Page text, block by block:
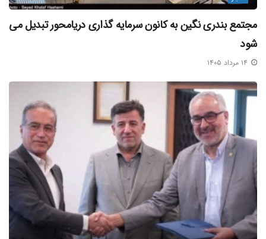
مجتمع بندری نگین به کانون سرمایه‌ گذاری دریامحور تبدیل می‌
شود